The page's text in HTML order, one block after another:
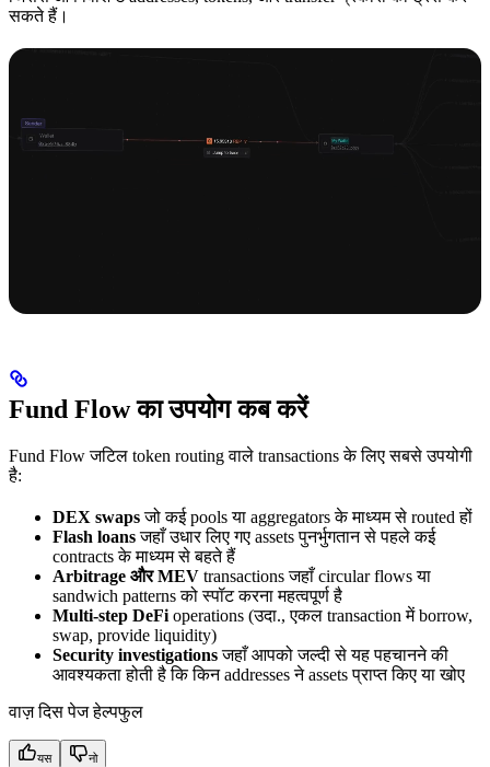
सकते हैं।
Fund Flow का उपयोग कब करें
Fund Flow जटिल token routing वाले transactions के लिए सबसे उपयोगी
है:
DEX swapsजो कई pools या aggregators के माध्यम से routed हों
Flash loansजहाँ उधार लिए गए assets पुनर्भुगतान से पहले कई
contracts के माध्यम से बहते हैं
Arbitrage और MEV transactions जहाँ circular flows या
sandwich patterns को स्पॉट करना महत्वपूर्ण है
Multi-step DeFi operations (उदा., एकल transaction में borrow,
swap, provide liquidity)
Security investigationsजहाँ आपको जल्दी से यह पहचानने की
आवश्यकता होती है कि किन addresses ने assets प्राप्त किए या खोए
वाज़ दिस पेज हेल्पफुल
यस नो